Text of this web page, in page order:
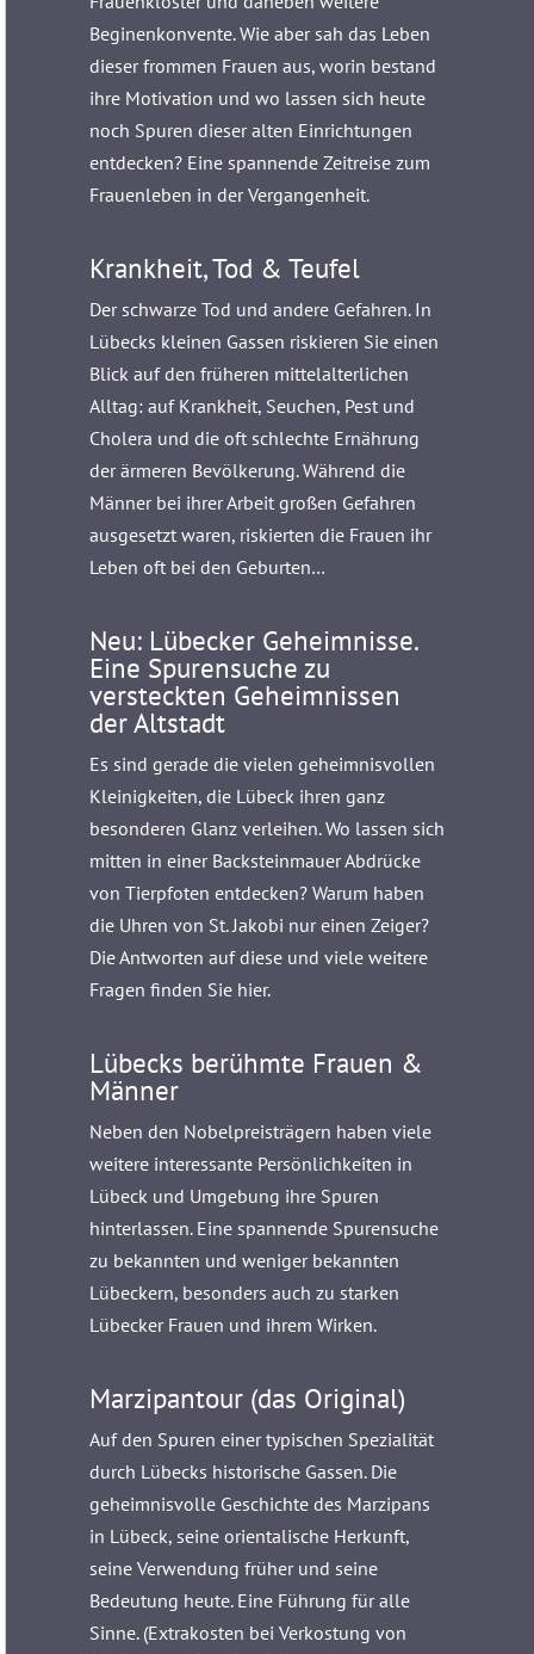
Beginenkonvente. Wie aber sah das Leben
dieser frommen Frauen aus, worin bestand
ihre Motivation und wo lassen sich heute
noch Spuren dieser alten Einrichtungen
entdecken? Eine spannende Zeitreise zum
Frauenleben in der Vergangenheit.
Krankheit, Tod & Teufel
Der schwarze Tod und andere Gefahren. In
Lübecks kleinen Gassen riskieren Sie einen
Blick auf den früheren mittelalterlichen
Alltag: auf Krankheit, Seuchen, Pest und
Cholera und die oft schlechte Ernährung
der ärmeren Bevölkerung. Während die
Männer bei ihrer Arbeit großen Gefahren
ausgesetzt waren, riskierten die Frauen ihr
Leben oft bei den Geburten…
Neu: Lübecker Geheimnisse.
Eine Spurensuche zu
versteckten Geheimnissen
der Altstadt
Es sind gerade die vielen geheimnisvollen
Kleinigkeiten, die Lübeck ihren ganz
besonderen Glanz verleihen. Wo lassen sich
mitten in einer Backsteinmauer Abdrücke
von Tierpfoten entdecken? Warum haben
die Uhren von St. Jakobi nur einen Zeiger?
Die Antworten auf diese und viele weitere
Fragen finden Sie hier.
Lübecks berühmte Frauen &
Männer
Neben den Nobelpreisträgern haben viele
weitere interessante Persönlichkeiten in
Lübeck und Umgebung ihre Spuren
hinterlassen. Eine spannende Spurensuche
zu bekannten und weniger bekannten
Lübeckern, besonders auch zu starken
Lübecker Frauen und ihrem Wirken.
Marzipantour (das Original)
Auf den Spuren einer typischen Spezialität
durch Lübecks historische Gassen. Die
geheimnisvolle Geschichte des Marzipans
in Lübeck, seine orientalische Herkunft,
seine Verwendung früher und seine
Bedeutung heute. Eine Führung für alle
Sinne. (Extrakosten bei Verkostung von